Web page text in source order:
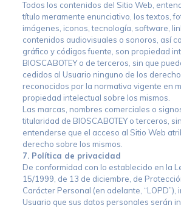
Todos los contenidos del Sitio Web,
título meramente enunciativo, los textos,
imágenes, iconos, tecnología, software,
contenidos audiovisuales o sonoros, así
gráfico y códigos fuente, son propiedad
BIOSCABOTEY o de terceros, sin que
cedidos al Usuario ninguno de los
reconocidos por la normativa vigente en
propiedad intelectual sobre los mismos.
Las marcas, nombres comerciales o
titularidad de BIOSCABOTEY o terceros,
entenderse que el acceso al Sitio Web
derecho sobre los mismos.
7. Política de privacidad
De conformidad con lo establecido en la
15/1999, de 13 de diciembre, de
Carácter Personal (en adelante, “LOPD”),
Usuario que sus datos personales serán